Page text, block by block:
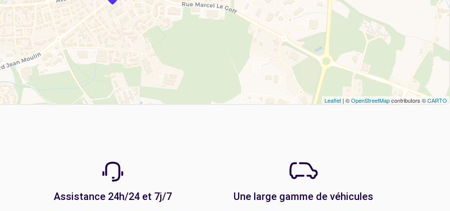
Leaflet | ©OpenStreetMapcontributors ©CARTO
Assistance 24h/24 et 7j/7 Une large gamme de véhicules